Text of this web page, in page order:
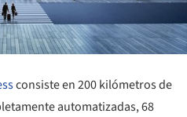
consiste en 200 kilómetros de
automatizadas, 68